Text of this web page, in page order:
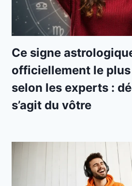
Ce signe
officiellement le
selon les experts :
s’agit du vôtre